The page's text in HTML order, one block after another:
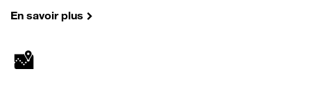
En savoir plus